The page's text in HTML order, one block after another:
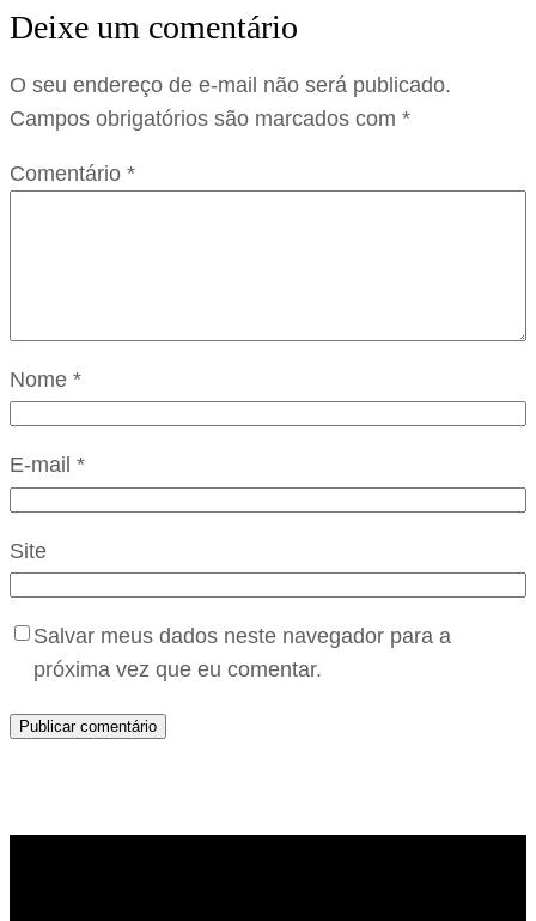
Deixe um comentário
O seu endereço de e-mail não será publicado.
Campos obrigatórios são marcados com *
Comentário *
Nome *
E-mail *
Site
Salvar meus dados neste navegador para a
próxima vez que eu comentar.